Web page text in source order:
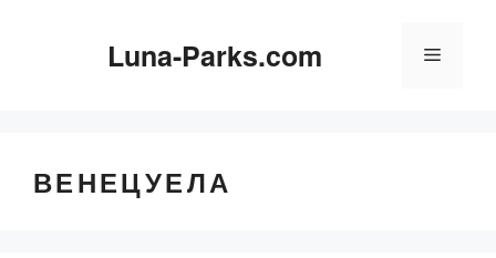
Luna-Parks.com Мени
ВЕНЕЦУЕЛА